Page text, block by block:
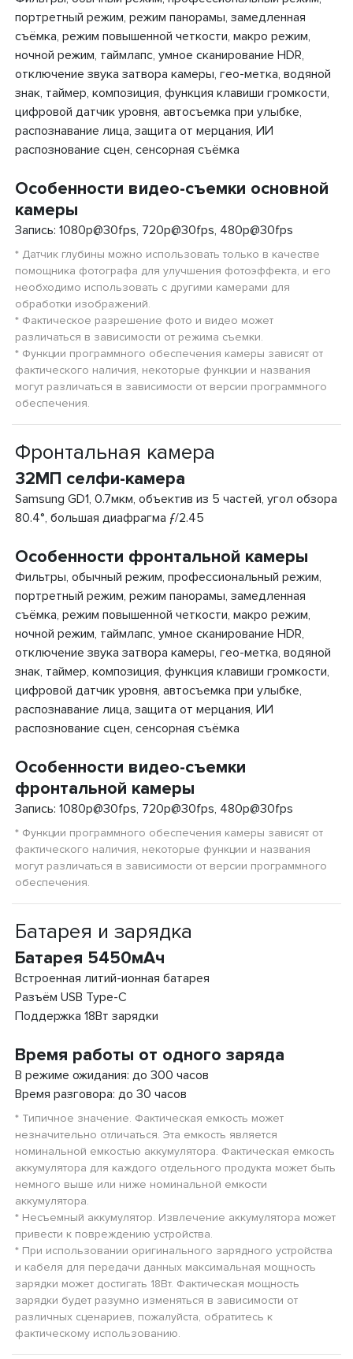
портретный режим, режим панорамы, замедленная
съёмка, режим повышенной четкости, макро режим,
ночной режим, таймлапс, умное сканирование HDR,
отключение звука затвора камеры, гео-метка, водяной
знак, таймер, композиция, функция клавиши громкости,
цифровой датчик уровня, автосъемка при улыбке,
распознавание лица, защита от мерцания, ИИ
распознование сцен, сенсорная съёмка
Особенности видео-съемки основной
камеры
Запись: 1080p@30fps, 720p@30fps, 480p@30fps
* Датчик глубины можно использовать только в качестве
помощника фотографа для улучшения фотоэффекта, и его
необходимо использовать с другими камерами для
обработки изображений.
* Фактическое разрешение фото и видео может
различаться в зависимости от режима съемки.
* Функции программного обеспечения камеры зависят от
фактического наличия, некоторые функции и названия
могут различаться в зависимости от версии программного
обеспечения.
Фронтальная камера
32МП селфи-камера
Samsung GD1, 0.7мкм, объектив из 5 частей, угол обзора
80.4°, большая диафрагма ƒ/2.45
Особенности фронтальной камеры
Фильтры, обычный режим, профессиональный режим,
портретный режим, режим панорамы, замедленная
съёмка, режим повышенной четкости, макро режим,
ночной режим, таймлапс, умное сканирование HDR,
отключение звука затвора камеры, гео-метка, водяной
знак, таймер, композиция, функция клавиши громкости,
цифровой датчик уровня, автосъемка при улыбке,
распознавание лица, защита от мерцания, ИИ
распознование сцен, сенсорная съёмка
Особенности видео-съемки
фронтальной камеры
Запись: 1080p@30fps, 720p@30fps, 480p@30fps
* Функции программного обеспечения камеры зависят от
фактического наличия, некоторые функции и названия
могут различаться в зависимости от версии программного
обеспечения.
Батарея и зарядка
Батарея 5450мАч
Встроенная литий-ионная батарея
Разъём USB Type-C
Поддержка 18Вт зарядки
Время работы от одного заряда
В режиме ожидания: до 300 часов
Время разговора: до 30 часов
* Типичное значение. Фактическая емкость может
незначительно отличаться. Эта емкость является
номинальной емкостью аккумулятора. Фактическая емкость
аккумулятора для каждого отдельного продукта может быть
немного выше или ниже номинальной емкости
аккумулятора.
* Несъемный аккумулятор. Извлечение аккумулятора может
привести к повреждению устройства.
* При использовании оригинального зарядного устройства
и кабеля для передачи данных максимальная мощность
зарядки может достигать 18Вт. Фактическая мощность
зарядки будет разумно изменяться в зависимости от
различных сценариев, пожалуйста, обратитесь к
фактическому использованию.